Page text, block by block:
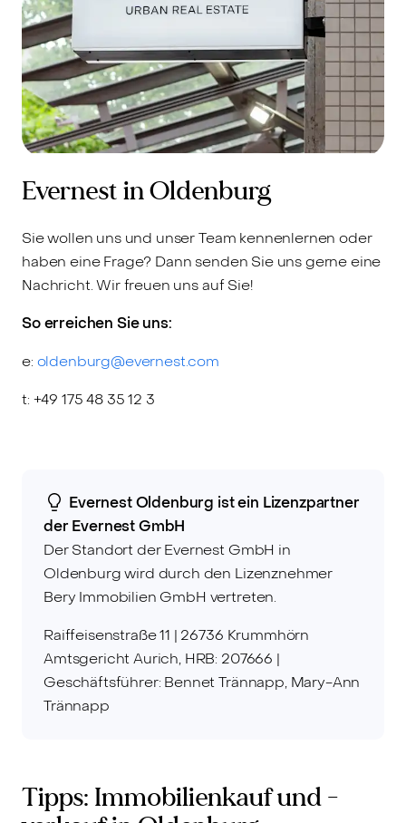
Evernest in Oldenburg
Sie wollen uns und unser Team kennenlernen oder
haben eine Frage? Dann senden Sie uns gerne eine
Nachricht. Wir freuen uns auf Sie!
So erreichen Sie uns:
e: oldenburg@evernest.com
t: +49 175 48 35 12 3
Evernest Oldenburg ist ein Lizenzpartner
der Evernest GmbH
Der Standort der Evernest GmbH in
Oldenburg wird durch den Lizenznehmer
Bery Immobilien GmbH vertreten.
Raiffeisenstraße 11 | 26736 Krummhörn
Amtsgericht Aurich, HRB: 207666 |
Geschäftsführer: Bennet Trännapp, Mary-Ann
Trännapp
Tipps: Immobilienkauf und -